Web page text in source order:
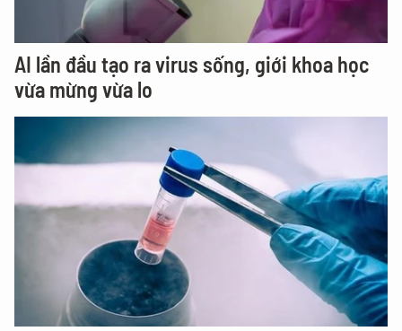
AI lần đầu tạo ra virus sống, giới khoa học
vừa mừng vừa lo